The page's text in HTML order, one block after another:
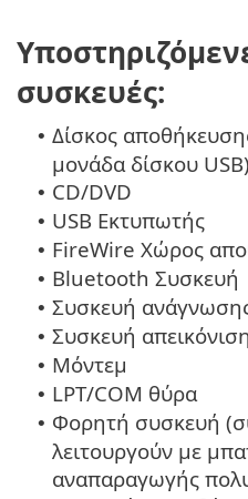
συσκευές:
• Δίσκος
μονάδα δίσκου USB)
• CD/DVD
• USB Εκτυπωτής
• FireWire Χώρος
• Bluetooth Συσκευή
• Συσκευή
• Συσκευή
• Μόντεμ
• LPT/COM θύρα
• Φορητή συσκευή
λειτουργούν με
αναπαραγωγής